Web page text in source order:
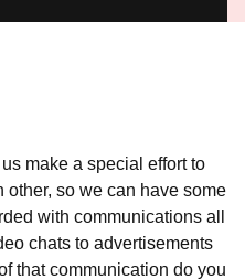
make a special effort to
so we can have some
with communications all
chats to advertisements
that communication do you